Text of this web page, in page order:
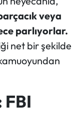
veya
parlıyorlar.
net bir şekilde